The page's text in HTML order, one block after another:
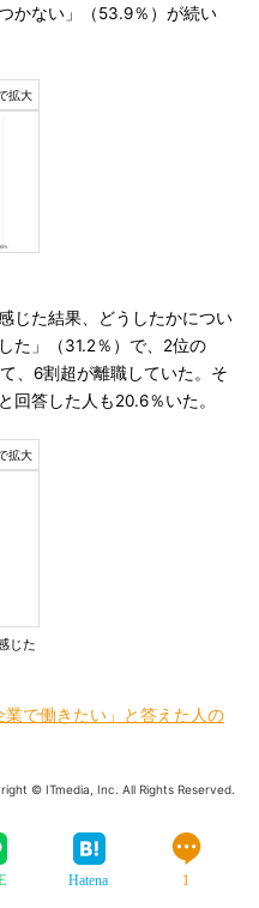
かない」（53.9％）が続い
じた結果、どうしたかについ
た」（31.2％）で、2位の
、6割超が離職していた。そ
回答した人も20.6％いた。
じた
業で働きたい」と答えた人の
© ITmedia, Inc. All Rights Reserved.
Hatena 1